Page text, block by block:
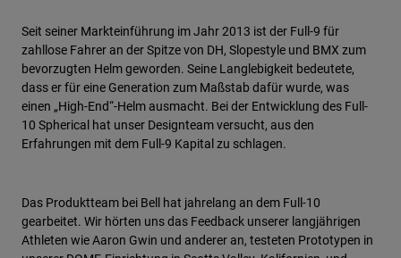
Adventure
Retro
Ersatzteile
Urban
BMX
Ersatzteile
Alle Artikel anzeigen
Seit seiner Markteinführung im Jahr 2013 ist der Full-9 für
zahllose Fahrer an der Spitze von DH, Slopestyle und BMX zum
bevorzugten Helm geworden. Seine Langlebigkeit bedeutete,
dass er für eine Generation zum Maßstab dafür wurde, was
einen „High-End“-Helm ausmacht. Bei der Entwicklung des Full-
10 Spherical hat unser Designteam versucht, aus den
Erfahrungen mit dem Full-9 Kapital zu schlagen.
Das Produktteam bei Bell hat jahrelang an dem Full-10
gearbeitet. Wir hörten uns das Feedback unserer langjährigen
Athleten wie Aaron Gwin und anderer an, testeten Prototypen in